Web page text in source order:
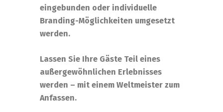
eingebunden oder individuelle
Branding-Möglichkeiten umgesetzt
werden.
Lassen Sie Ihre Gäste Teil eines
außergewöhnlichen Erlebnisses
werden – mit einem Weltmeister zum
Anfassen.